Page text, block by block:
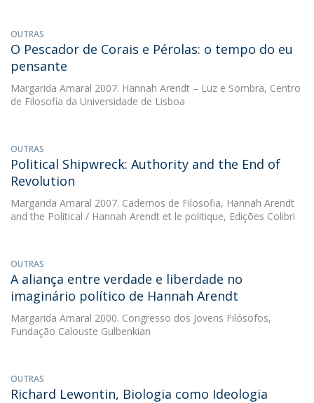
OUTRAS
O Pescador de Corais e Pérolas: o tempo do eu
pensante
Margarida Amaral 2007. Hannah Arendt – Luz e Sombra, Centro
de Filosofia da Universidade de Lisboa
OUTRAS
Political Shipwreck: Authority and the End of
Revolution
Margarida Amaral 2007. Cadernos de Filosofia, Hannah Arendt
and the Political / Hannah Arendt et le politique, Edições Colibri
OUTRAS
A aliança entre verdade e liberdade no
imaginário político de Hannah Arendt
Margarida Amaral 2000. Congresso dos Jovens Filósofos,
Fundação Calouste Gulbenkian
OUTRAS
Richard Lewontin, Biologia como Ideologia